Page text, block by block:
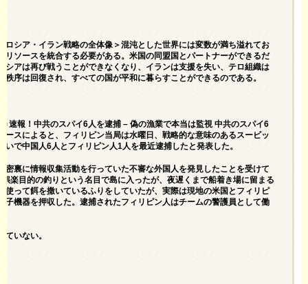
シア・イラン戦略の全体像＞混沌とした世界には変数が満ち溢れてお
ソースを統合する必要がある。米国の同盟国とパートナーができるだ
アは再び戦うことができなくなり、イランは支援を失い、テロ組織は
序は回復され、すべての国が平和に暮らすことができるのである。
報！中共のスパイ6人を逮捕 – 偽の漁業で本当は監視 中共のスパイ6
スによると、フィリピン当局は水曜日、戦略的な意味のあるスービッ
で中国人6人とフィリピン人1人を最近逮捕したと発表した。
裏に情報収集活動を行っていた不審な外国人を発見したことを受けて
楽目的の釣りという名目で島に入ったが、夜遅くまで船着き場に留まる
って餌を撒いているふりをしていたが、実際は現地の米国とフィリピ
機器を押収した。逮捕されたフィリピン人はチームの警護員として働
ていない。